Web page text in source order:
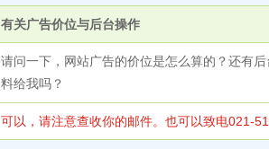
有关广告价位与后台操作
请问一下，网站广告的价位是怎么算的？还有
料给我吗？
可以，请注意查收你的邮件。也可以致电021-